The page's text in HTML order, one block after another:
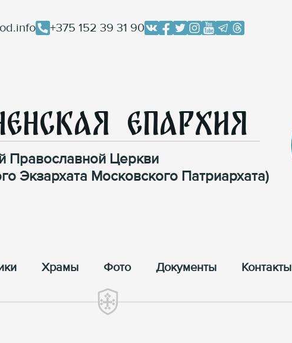
+375 152 39 31 90
Епархия
Православной Церкви
Экзархата Московского Патриархата)
Храмы Фото Документы Контакты